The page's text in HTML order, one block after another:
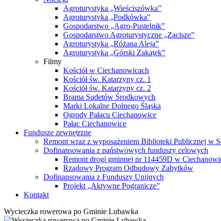
Agroturystyka „Wieściszówka”
Agroturystyka „Podkówka”
Gospodarstwo „Agro-Pustelnik”
Gospodarstwo Agroturystyczne „Zacisze”
Agroturystyka „Różana Aleja”
Agroturystyka „Górski Zakątek”
Filmy
Kościół w Ciechanowicach
Kościół św. Katarzyny cz. 1
Kościół św. Katarzyny cz. 2
Brama Sudetów Środkowych
Marki Lokalne Dolnego Śląska
Ogrody Pałacu Ciechanowice
Pałac Ciechanowice
Fundusze zewnętrzne
Remont wraz z wyposażeniem Biblioteki Publicznej w
Dofinansowania z państwowych funduszy celowych
Remont drogi gminnej nr 114459D w
Rządowy Program Odbudowy Zabytków
Dofinansowania z Funduszy Unijnych
Projekt „Aktywne Pogranicze”
Kontakt
Wycieczka rowerowa po Gminie Lubawka